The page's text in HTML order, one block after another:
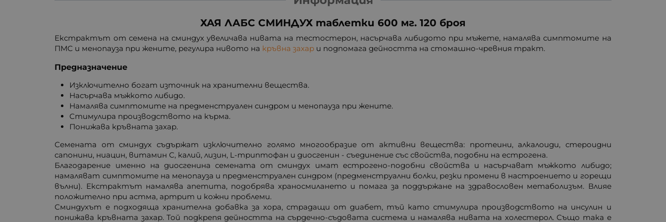
ХАЯ ЛАБС СМИНДУХ таблeтки 600 мг. 120 броя
Екстрактът от семена на сминдух увеличава нивата на тестостерон, насърчава либидото при мъжете, намалява симптомите на
ПМС и менопауза при жените, регулира нивото на кръвна захар и подпомага дейността на стомашно-чревния тракт.
Предназначение
Изключително богат източник на хранителни вещества.
Насърчава мъжкото либидо.
Намалява симптомите на предменструален синдром и менопауза при жените.
Стимулира производството на кърма.
Понижава кръвната захар.
Семената от сминдух съдържат изключително голямо многообразие от активни вещества: протеини, алкалоиди, стероидни
сапонини, ниацин, витамин С, калий, лизин, L-триптофан и диосгенин - съединение със свойства, подобни на естрогена.
Благодарение именно на диосгенина семената от сминдух имат естрогено-подобни свойства и насърчават мъжкото либидо;
намаляват симптомите на менопауза и предменструален синдром (предменструални болки, резки промени в настроението и горещи
вълни). Екстрактът намалява апетита, подобрява храносмилането и помага за поддържане на здравословен метаболизъм. Влияе
положително при астма, артрит и кожни проблеми.
Сминдухът е подходяща хранителна добавка за хора, страдащи от диабет, тъй като стимулира производството на инсулин и
понижава кръвната захар. Той подкрепя дейността на сърдечно-съдовата система и намалява нивата на холестерол. Също така е